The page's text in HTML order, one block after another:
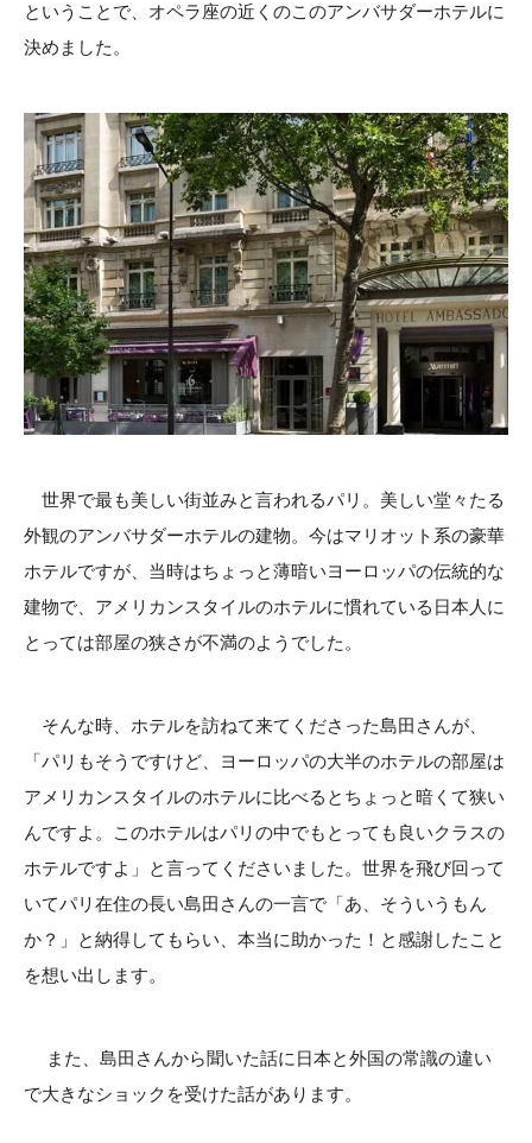
ということで、オペラ座の近くのこのアンバサダーホテルに
決めました。
世界で最も美しい街並みと言われるパリ。美しい堂々たる
外観のアンバサダーホテルの建物。今はマリオット系の豪華
ホテルですが、当時はちょっと薄暗いヨーロッパの伝統的な
建物で、アメリカンスタイルのホテルに慣れている日本人に
とっては部屋の狭さが不満のようでした。
そんな時、ホテルを訪ねて来てくださった島田さんが、
「パリもそうですけど、ヨーロッパの大半のホテルの部屋は
アメリカンスタイルのホテルに比べるとちょっと暗くて狭い
んですよ。このホテルはパリの中でもとっても良いクラスの
ホテルですよ」と言ってくださいました。世界を飛び回って
いてパリ在住の長い島田さんの一言で「あ、そういうもん
か？」と納得してもらい、本当に助かった！と感謝したこと
を想い出します。
また、島田さんから聞いた話に日本と外国の常識の違い
で大きなショックを受けた話があります。